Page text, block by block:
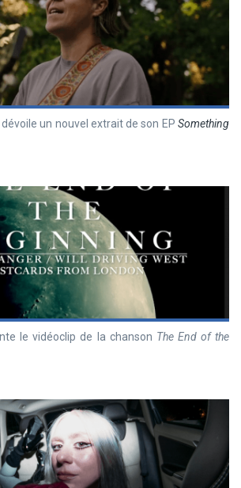
un nouvel extrait de son EPSomething
le vidéoclip de la chanson The End of the